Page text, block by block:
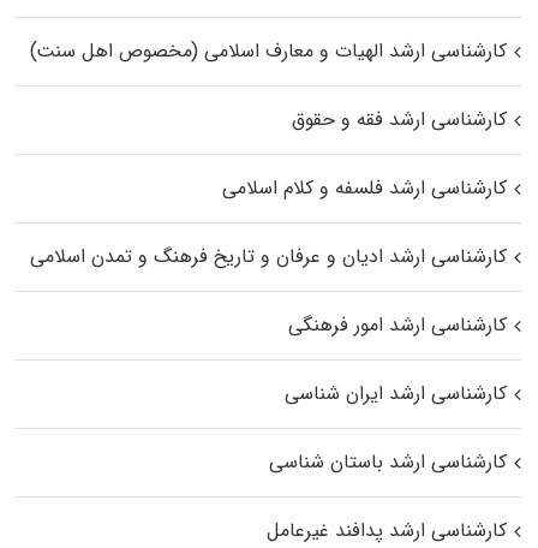
کارشناسی ارشد الهیات و معارف اسلامی (مخصوص اهل سنت)
کارشناسی ارشد فقه و حقوق
کارشناسی ارشد فلسفه و کلام اسلامی
کارشناسی ارشد ادیان و عرفان و تاریخ فرهنگ و تمدن اسلامی
کارشناسی ارشد امور فرهنگی
کارشناسی ارشد ایران شناسی
کارشناسی ارشد باستان شناسی
کارشناسی ارشد پدافند غیرعامل